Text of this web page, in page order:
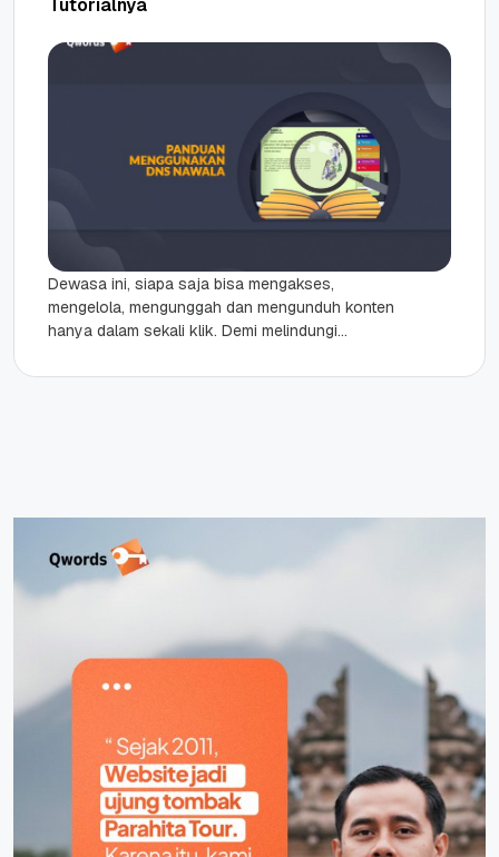
Tutorialnya
Dewasa ini, siapa saja bisa mengakses,
mengelola, mengunggah dan mengunduh konten
hanya dalam sekali klik. Demi melindungi
tanpa batasan, Yayasan...